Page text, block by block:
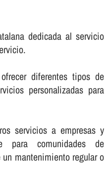
dedicada al servicio
diferentes tipos de
personalizadas para
servicios a empresas y
para comunidades de
mantenimiento regular o